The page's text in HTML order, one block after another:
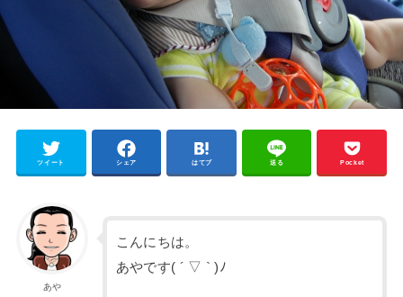
ツイート シェア はてブ 送る Pocket
あや
こんにちは。
あやです( ´ ▽ ` )ﾉ